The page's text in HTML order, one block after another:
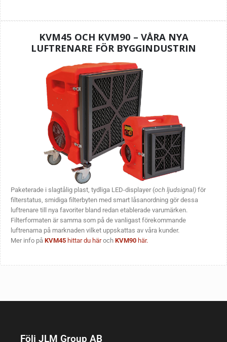
KVM45 OCH KVM90 – VÅRA NYA
LUFTRENARE FÖR BYGGINDUSTRIN
Paketerade i slagtålig plast, tydliga LED-displayer (och ljudsignal) för
filterstatus, smidiga filterbyten med smart låsanordning gör dessa
luftrenare till nya favoriter bland redan etablerade varumärken.
Filterformaten är samma som på de vanligast förekommande
luftrenarna på marknaden vilket uppskattas av våra kunder.
Mer info på KVM45 hittar du häroch KVM90 här.
Följ JLM Group AB